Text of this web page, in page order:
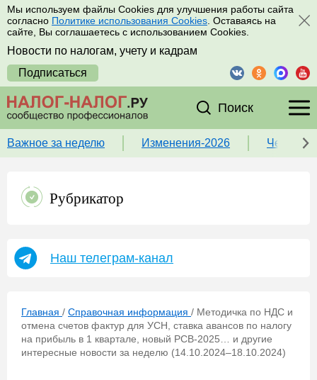
Мы используем файлы Cookies для улучшения работы сайта
согласно Политике использования Cookies . Оставаясь на
сайте, Вы соглашаетесь с использованием Cookies.
Новости по налогам, учету и кадрам
Подписаться
Поиск
Важное за неделю Изменения-2026 Чек-
Рубрикатор
Наш телеграм-канал
Главная / Справочная информация / Методичка по НДС и
отмена счетов фактур для УСН, ставка авансов по налогу
на прибыль в 1 квартале, новый РСВ-2025… и другие
интересные новости за неделю (14.10.2024–18.10.2024)